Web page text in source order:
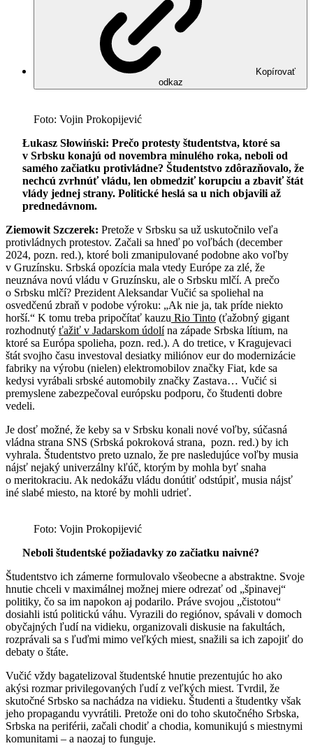
Kopírovať
odkaz
Foto: Vojin Prokopijević
Łukasz Słowiński: Prečo protesty študentstva, ktoré sa
v Srbsku konajú od novembra minulého roka, neboli od
samého začiatku protivládne? Študentstvo zdôrazňovalo, že
nechcú zvrhnúť vládu, len obmedziť korupciu a zbaviť štát
vlády jednej strany. Politické heslá sa u nich objavili až
prednedávnom.
Ziemowit Szczerek: Pretože v Srbsku sa už uskutočnilo veľa
protivládnych protestov. Začali sa hneď po voľbách (december
2024, pozn. red.), ktoré boli zmanipulované podobne ako voľby
v Gruzínsku. Srbská opozícia mala vtedy Európe za zlé, že
neuznáva novú vládu v Gruzínsku, ale o Srbsku mlčí. A prečo
o Srbsku mlčí? Prezident Aleksandar Vučić sa spoliehal na
osvedčenú zbraň v podobe výroku: „Ak nie ja, tak príde niekto
horší.“ K tomu treba pripočítať kauzu Rio Tinto (ťažobný gigant
rozhodnutý ťažiť v Jadarskom údolína západe Srbska lítium, na
ktoré sa Európa spolieha, pozn. red.). A do tretice, v Kragujevaci
štát svojho času investoval desiatky miliónov eur do modernizácie
fabriky na výrobu (nielen) elektromobilov značky Fiat, kde sa
kedysi vyrábali srbské automobily značky Zastava… Vučić si
premyslene zabezpečoval európsku podporu, čo študenti dobre
vedeli.
Je dosť možné, že keby sa v Srbsku konali nové voľby, súčasná
vládna strana SNS (Srbská pokroková strana, pozn. red.) by ich
vyhrala. Študentstvo preto uznalo, že pre nasledujúce voľby musia
nájsť nejaký univerzálny kľúč, ktorým by mohla byť snaha
o meritokraciu. Ak nedokážu vládu donútiť odstúpiť, musia nájsť
iné slabé miesto, na ktoré by mohli udrieť.
Foto: Vojin Prokopijević
Neboli študentské požiadavky zo začiatku naivné?
Študentstvo ich zámerne formulovalo všeobecne a abstraktne. Svoje
hnutie chceli v maximálnej možnej miere odrezať od „špinavej“
politiky, čo sa im napokon aj podarilo. Práve svojou „čistotou“
dosiahli istú politickú váhu. Vyrazili do regiónov, spávali v domoch
obyčajných ľudí na vidieku, organizovali diskusie na fakultách,
rozprávali sa s ľuďmi mimo veľkých miest, snažili sa ich zapojiť do
debaty o štáte.
Vučić vždy bagatelizoval študentské hnutie prezentujúc ho ako
akýsi rozmar privilegovaných ľudí z veľkých miest. Tvrdil, že
skutočné Srbsko sa nachádza na vidieku. Študenti a študentky však
jeho propagandu vyvrátili. Pretože oni do toho skutočného Srbska,
Srbska na periférii, začali chodiť a chodia, komunikujú s miestnymi
komunitami – a naozaj to funguje.